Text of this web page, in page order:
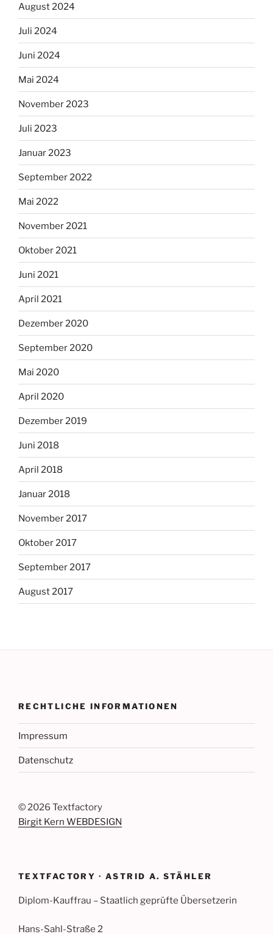
August 2024
Juli 2024
Juni 2024
Mai 2024
November 2023
Juli 2023
Januar 2023
September 2022
Mai 2022
November 2021
Oktober 2021
Juni 2021
April 2021
Dezember 2020
September 2020
Mai 2020
April 2020
Dezember 2019
Juni 2018
April 2018
Januar 2018
November 2017
Oktober 2017
September 2017
August 2017
RECHTLICHE INFORMATIONEN
Impressum
Datenschutz
©2026 Textfactory
Birgit Kern WEBDESIGN
TEXTFACTORY · ASTRID A. STÄHLER
Diplom-Kauffrau – Staatlich geprüfte Übersetzerin
Hans-Sahl-Straße 2